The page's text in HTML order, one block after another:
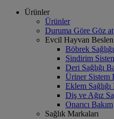
Ürünler
Ürünler
Duruma Göre Göz at
Evcil Hayvan
Böbrek
Sindirim
Deri Sağlığı
Üriner Sistem
Eklem Sağlığı
Diş ve Ağız
Onarıcı Bakım
Sağlık Markaları